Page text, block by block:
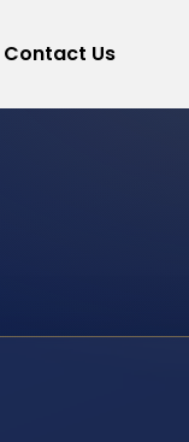
Contact Us